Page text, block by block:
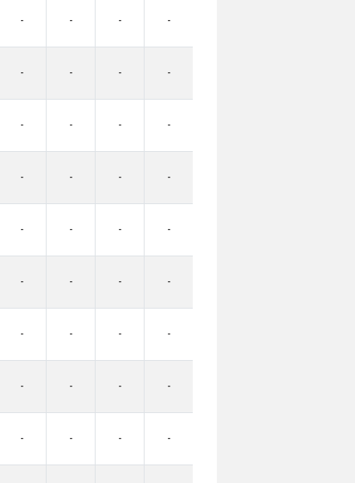
- - - -
- - - -
- - - -
- - - -
- - - -
- - - -
- - - -
- - - -
- - - -